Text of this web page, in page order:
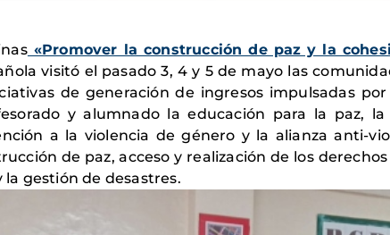
«Promover la construcción de paz y la
visitó el pasado 3, 4 y 5 de mayo las
de generación de ingresos impulsadas
y alumnado la educación para la paz,
a la violencia de género y la alianza anti-
de paz, acceso y realización de los
gestión de desastres.